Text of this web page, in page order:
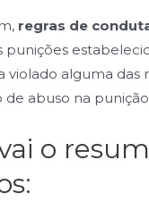
regras de
punições
violado alguma das
abuso na
o